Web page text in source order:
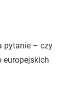
pytanie – czy
europejskich